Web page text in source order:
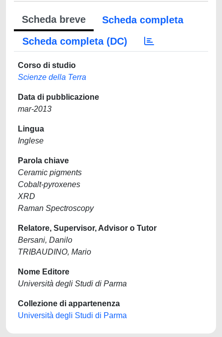
Scheda breve
Scheda completa
Scheda completa (DC)
Corso di studio
Scienze della Terra
Data di pubblicazione
mar-2013
Lingua
Inglese
Parola chiave
Ceramic pigments
Cobalt-pyroxenes
XRD
Raman Spectroscopy
Relatore, Supervisor, Advisor o Tutor
Bersani, Danilo
TRIBAUDINO, Mario
Nome Editore
Università degli Studi di Parma
Collezione di appartenenza
Università degli Studi di Parma